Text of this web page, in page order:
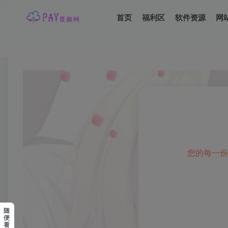
首页 福利区 软件资源 网
随
便
看